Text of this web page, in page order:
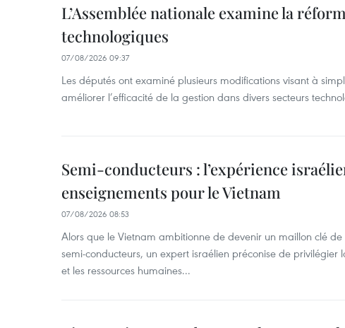
L’Assemblée nationale examine la
technologiques
07/08/2026 09:37
Les députés ont examiné plusieurs modifications visant à
améliorer l’efficacité de la gestion dans divers secteurs
Semi-conducteurs : l’expérience
enseignements pour le Vietnam
07/08/2026 08:53
Alors que le Vietnam ambitionne de devenir un maillon clé
semi-conducteurs, un expert israélien préconise de privilégier
et les ressources humaines...